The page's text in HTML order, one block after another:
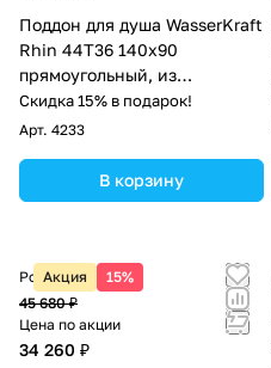
Поддон для душа WasserKraft
Rhin 44T36 140х90
прямоугольный, из
искусственного камня,
белый мрамор
Скидка 15% в подарок!
Арт. 4233
В корзину
Акция 15%
Розничная цена
45 680 ₽
Цена по акции
34 260 ₽